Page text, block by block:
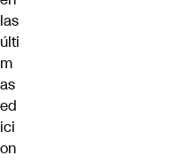
las
últi
m
as
ed
ici
on